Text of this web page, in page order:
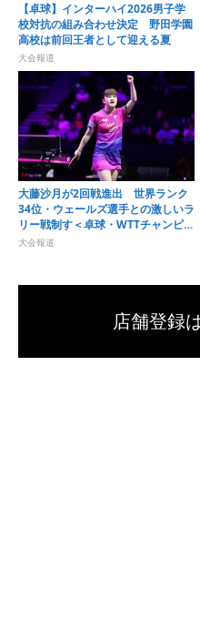
【卓球】インターハイ2026男子学
校対抗の組み合わせ決定 野田学園
高校は前回王者として迎える夏
大会報道
大藤沙月が2回戦進出 世界ランク
34位・ウェールズ選手との激しいラ
リー戦制す＜卓球・WTTチャンピオ
ンズ横浜2026＞
大会報道
店舗登録